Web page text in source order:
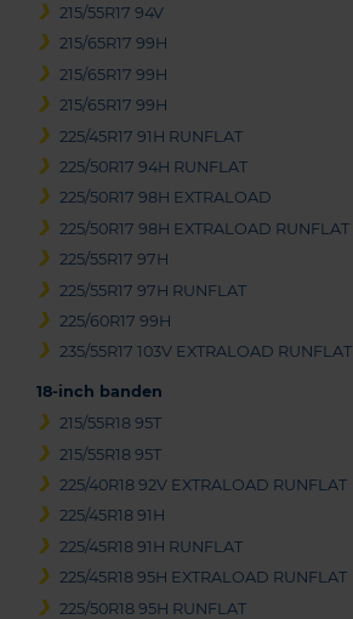
215/55R17 94V
215/65R17 99H
215/65R17 99H
215/65R17 99H
225/45R17 91H RUNFLAT
225/50R17 94H RUNFLAT
225/50R17 98H EXTRALOAD
225/50R17 98H EXTRALOAD RUNFLAT
225/55R17 97H
225/55R17 97H RUNFLAT
225/60R17 99H
235/55R17 103V EXTRALOAD RUNFLAT
18-inch banden
215/55R18 95T
215/55R18 95T
225/40R18 92V EXTRALOAD RUNFLAT
225/45R18 91H
225/45R18 91H RUNFLAT
225/45R18 95H EXTRALOAD RUNFLAT
225/50R18 95H RUNFLAT